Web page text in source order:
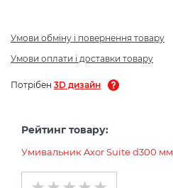
Умови обміну і повернення товару
Умови оплати і доставки товару
Потрібен 3D дизайн
Рейтинг товару:
Умивальник Axor Suite d300